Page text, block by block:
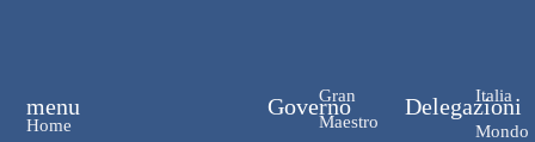
Governo
Gran
Maestro
Delegazioni
Italia
Mondo
menu
Home